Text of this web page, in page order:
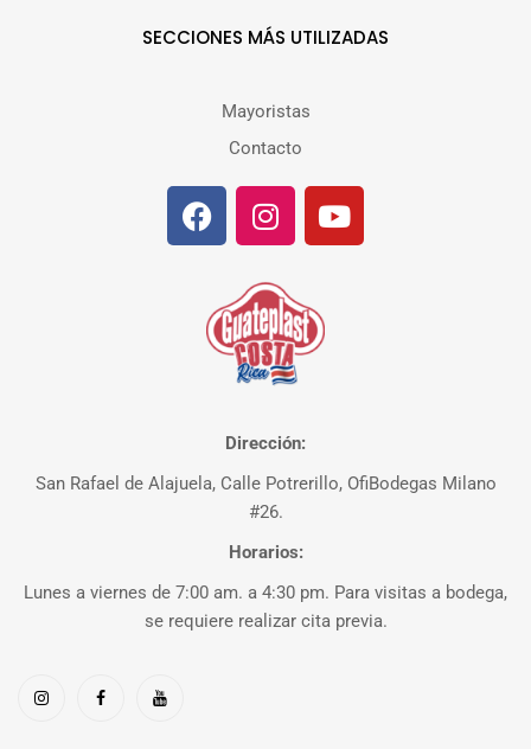
SECCIONES MÁS UTILIZADAS
Mayoristas
Contacto
Dirección:
San Rafael de Alajuela, Calle Potrerillo, OfiBodegas Milano
#26.
Horarios:
Lunes a viernes de 7:00 am. a 4:30 pm. Para visitas a bodega,
se requiere realizar cita previa.